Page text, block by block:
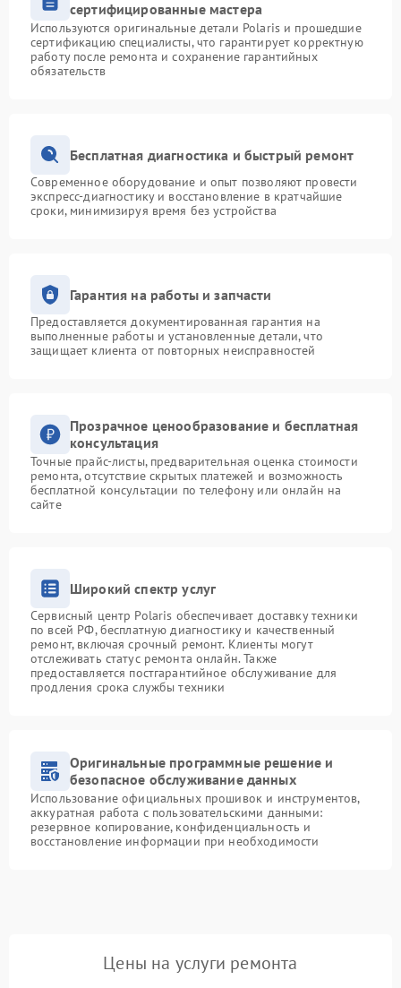
сертифицированные мастера
Используются оригинальные детали Polaris и прошедшие
сертификацию специалисты, что гарантирует корректную
работу после ремонта и сохранение гарантийных
обязательств
Бесплатная диагностика и быстрый ремонт
Современное оборудование и опыт позволяют провести
экспресс-диагностику и восстановление в кратчайшие
сроки, минимизируя время без устройства
Гарантия на работы и запчасти
Предоставляется документированная гарантия на
выполненные работы и установленные детали, что
защищает клиента от повторных неисправностей
Прозрачное ценообразование и бесплатная
консультация
Точные прайс-листы, предварительная оценка стоимости
ремонта, отсутствие скрытых платежей и возможность
бесплатной консультации по телефону или онлайн на
сайте
Широкий спектр услуг
Сервисный центр Polaris обеспечивает доставку техники
по всей РФ, бесплатную диагностику и качественный
ремонт, включая срочный ремонт. Клиенты могут
отслеживать статус ремонта онлайн. Также
предоставляется постгарантийное обслуживание для
продления срока службы техники
Оригинальные программные решение и
безопасное обслуживание данных
Использование официальных прошивок и инструментов,
аккуратная работа с пользовательскими данными:
резервное копирование, конфиденциальность и
восстановление информации при необходимости
Цены на услуги ремонта